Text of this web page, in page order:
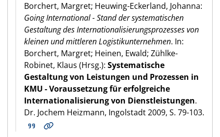
Borchert, Margret; Heuwing-Eckerland, Johanna:
Going International - Stand der systematischen
Gestaltung des Internationalisierungsprozesses von
kleinen und mittleren Logistikunternehmen. In:
Borchert, Margret; Heinen, Ewald; Zühlke-
Robinet, Klaus (Hrsg.): Systematische
Gestaltung von Leistungen und Prozessen in
KMU - Voraussetzung für erfolgreiche
Internationalisierung von Dienstleistungen.
Dr. Jochem Heizmann, Ingolstadt 2009, S. 79-103.